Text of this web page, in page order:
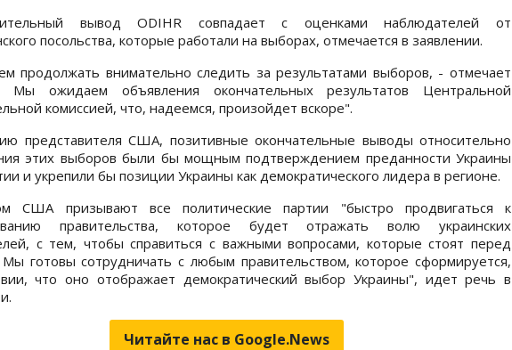
вывод ODIHR совпадает с оценками наблюдателей от
посольства, которые работали на выборах, отмечается в заявлении.
продолжать внимательно следить за результатами выборов, - отмечает
Мы ожидаем объявления окончательных результатов Центральной
комиссией, что, надеемся, произойдет вскоре".
представителя США, позитивные окончательные выводы относительно
этих выборов были бы мощным подтверждением преданности Украины
и укрепили бы позиции Украины как демократического лидера в регионе.
США призывают все политические партии "быстро продвигаться к
правительства, которое будет отражать волю украинских
с тем, чтобы справиться с важными вопросами, которые стоят перед
Мы готовы сотрудничать с любым правительством, которое сформируется,
что оно отображает демократический выбор Украины", идет речь в
Читайте нас в Google.News